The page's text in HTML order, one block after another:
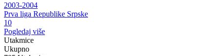
2003-2004
Prva liga Republike Srpske
10
Pogledaj više
Utakmice
Ukupno